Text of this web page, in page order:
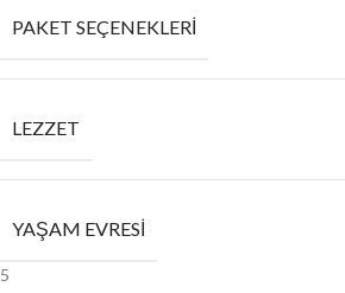
PAKET SEÇENEKLERI
LEZZET
YAŞAM EVRESI
5